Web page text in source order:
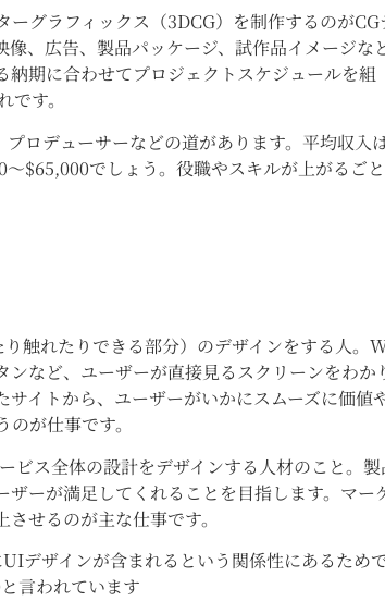
グラフィックス（3DCG）を制作するのがCG
、広告、製品パッケージ、試作品イメージなど
期に合わせてプロジェクトスケジュールを組
す。
ロデューサーなどの道があります。平均収入
$65,000でしょう。役職やスキルが上がるご
触れたりできる部分）のデザインをする人。
など、ユーザーが直接見るスクリーンをわか
イトから、ユーザーがいかにスムーズに価値
が仕事です。
ス全体の設計をデザインする人材のこと。製
ーが満足してくれることを目指します。マー
せるのが主な仕事です。
デザインが含まれるという関係性にあるため
言われています